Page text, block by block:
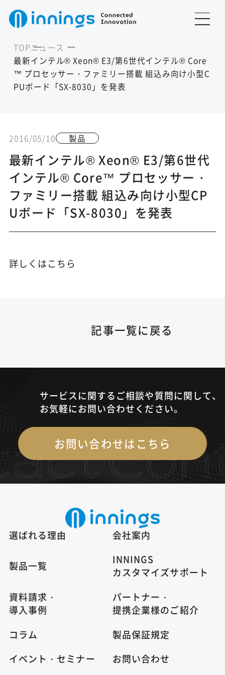
TOPニュース
最新インテル® Xeon® E3/第6世代インテル® Core
™ プロセッサー・ファミリー搭載 組込み向け小型C
PUボード「SX-8030」を発表
2016/05/10 製品
最新インテル® Xeon® E3/第6世代
インテル® Core™ プロセッサー・
ファミリー搭載 組込み向け小型CP
Uボード「SX-8030」を発表
詳しくはこちら
記事一覧に戻る
サービスに関するご相談や質問に関して、
お気軽にお問い合わせください。
お問い合わせはこちら
選ばれる理由
製品一覧
資料請求・
導入事例
コラム
イベント・セミナー
会社案内
INNINGS
カスタマイズサポート
パートナー・
提携企業様のご紹介
製品保証規定
お問い合わせ